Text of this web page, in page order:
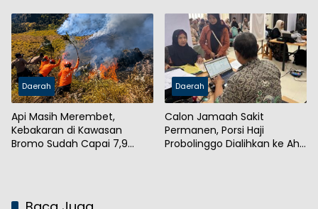
Daerah
Api Masih Merembet,
Kebakaran di Kawasan
Bromo Sudah Capai 7,9
Daerah
Calon Jamaah Sakit
Permanen, Porsi Haji
Probolinggo Dialihkan ke Ahli